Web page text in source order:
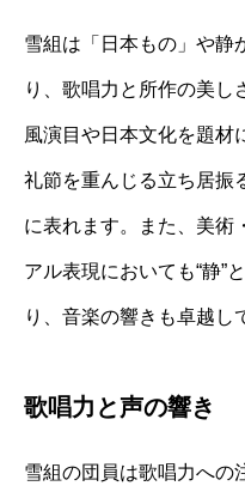
雪組は「日本もの」や静
り、歌唱力と所作の美し
風演目や日本文化を題材
礼節を重んじる立ち居振
に表れます。また、美術
アル表現においても“静”
り、音楽の響きも卓越し
歌唱力と声の響き
雪組の団員は歌唱力への